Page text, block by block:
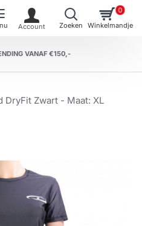
VANAF €150,-
0
DryFit Zwart - Maat: XL